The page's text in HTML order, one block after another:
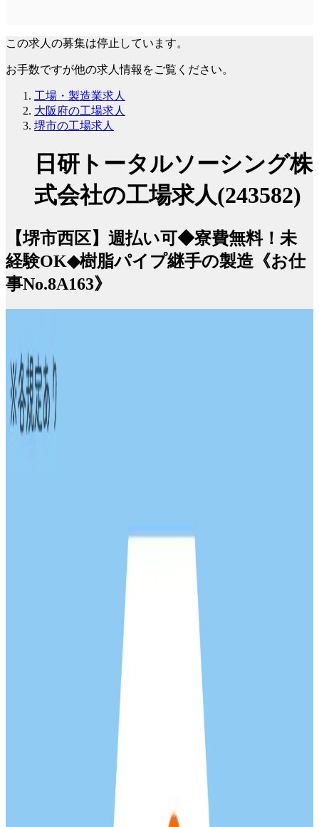
この求人の募集は停止しています。
お手数ですが他の求人情報をご覧ください。
工場・製造業求人
大阪府の工場求人
堺市の工場求人
日研トータルソーシング株
式会社の工場求人(243582)
【堺市西区】週払い可◆寮費無料！未
経験OK◆樹脂パイプ継手の製造《お仕
事No.8A163》